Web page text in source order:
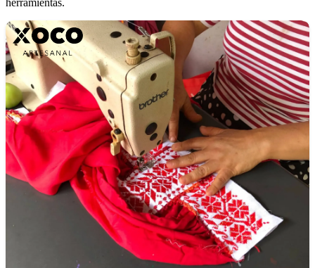
herramientas.